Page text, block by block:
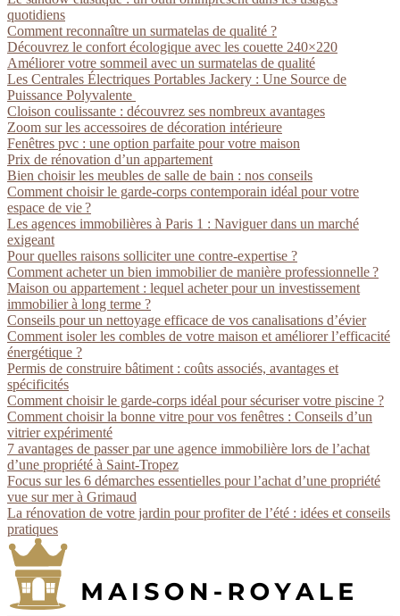
quotidiens
Comment reconnaître un surmatelas de qualité ?
Découvrez le confort écologique avec les couette 240×220
Améliorer votre sommeil avec un surmatelas de qualité
Les Centrales Électriques Portables Jackery : Une Source de
Puissance Polyvalente
Cloison coulissante : découvrez ses nombreux avantages
Zoom sur les accessoires de décoration intérieure
Fenêtres pvc : une option parfaite pour votre maison
Prix de rénovation d’un appartement
Bien choisir les meubles de salle de bain : nos conseils
Comment choisir le garde-corps contemporain idéal pour votre
espace de vie ?
Les agences immobilières à Paris 1 : Naviguer dans un marché
exigeant
Pour quelles raisons solliciter une contre-expertise ?
Comment acheter un bien immobilier de manière professionnelle ?
Maison ou appartement : lequel acheter pour un investissement
immobilier à long terme ?
Conseils pour un nettoyage efficace de vos canalisations d’évier
Comment isoler les combles de votre maison et améliorer l’efficacité
énergétique ?
Permis de construire bâtiment : coûts associés, avantages et
spécificités
Comment choisir le garde-corps idéal pour sécuriser votre piscine ?
Comment choisir la bonne vitre pour vos fenêtres : Conseils d’un
vitrier expérimenté
7 avantages de passer par une agence immobilière lors de l’achat
d’une propriété à Saint-Tropez
Focus sur les 6 démarches essentielles pour l’achat d’une propriété
vue sur mer à Grimaud
La rénovation de votre jardin pour profiter de l’été : idées et conseils
pratiques